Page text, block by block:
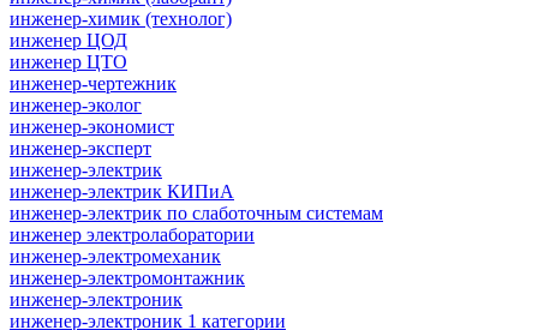
инженер-химик (технолог)
инженер ЦОД
инженер ЦТО
инженер-чертежник
инженер-эколог
инженер-экономист
инженер-эксперт
инженер-электрик
инженер-электрик КИПиА
инженер-электрик по слаботочным системам
инженер электролаборатории
инженер-электромеханик
инженер-электромонтажник
инженер-электроник
инженер-электроник 1 категории